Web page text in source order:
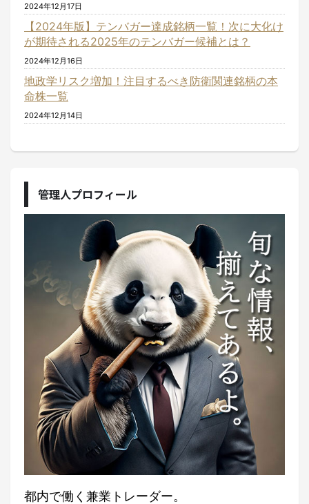
2024年12月17日
【2024年版】テンバガー達成銘柄一覧！次に大化け
が期待される2025年のテンバガー候補とは？
2024年12月16日
地政学リスク増加！注目するべき防衛関連銘柄の本
命株一覧
2024年12月14日
管理人プロフィール
都内で働く兼業トレーダー。